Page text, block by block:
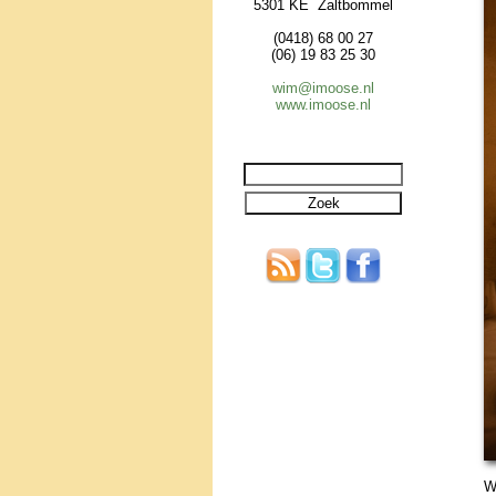
5301 KE Zaltbommel
(0418) 68 00 27
(06) 19 83 25 30
wim@imoose.nl
www.imoose.nl